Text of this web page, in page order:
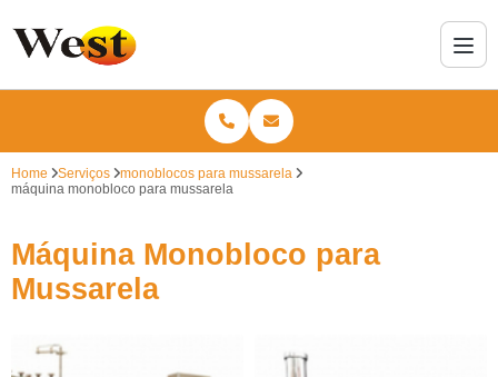
Home Serviços
monoblocos para mussarela
máquina monobloco para mussarela
Máquina Monobloco para
Mussarela